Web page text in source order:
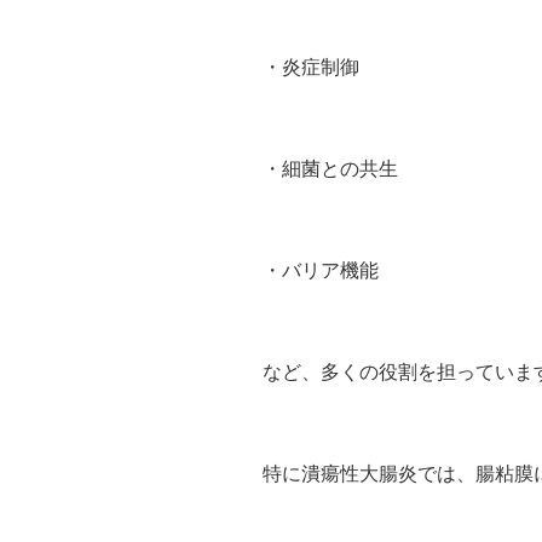
・炎症制御
・細菌との共生
・バリア機能
など、多くの役割を担っていま
特に潰瘍性大腸炎では、腸粘